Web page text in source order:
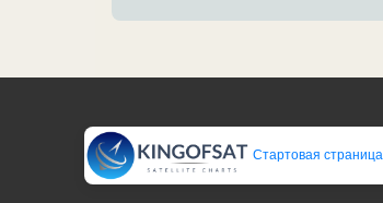
Стартовая страница